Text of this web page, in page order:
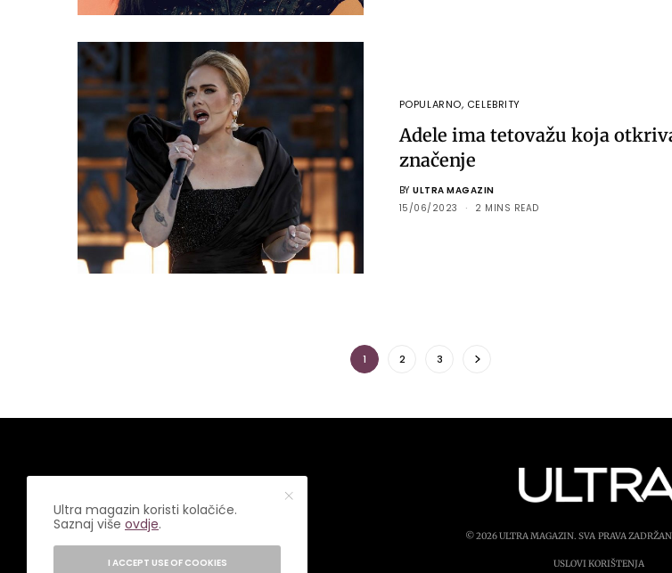
POPULARNO, CELEBRITY
Adele ima tetovažu koja
značenje
BY ULTRA MAGAZIN
15/06/2023
2 MINS READ
1 2 3
© 2026 ULTRA MAGAZIN. SVA PRAVA
USLOVI KORIŠTENJA
Ultra magazin koristi kolačiće.
Saznaj višeovdje.
I ACCEPT USE OF COOKIES